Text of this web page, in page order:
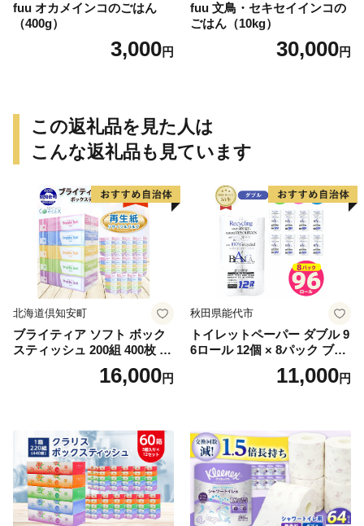
fuu オカメインコのごはん
（400g）
3,000円
fuu 文鳥・セキセイインコの
ごはん（10kg）
30,000円
この返礼品を見た人は
こんな返礼品も見ています
北海道倶知安町
ブライティア ソフト ボック
スティッシュ 200組 400枚 60
箱 日本製 まとめ買い ティッ
シュ リサイクル 長持 防災 常
倶知安町 日用品
16,000円
秋田県能代市
トイレットペーパー ダブル 9
6ロール 12個 × 8パック ブラ
ンカ 再生紙 100％ 芯あり 日
用品 消耗品 無香料 生活用品
11,000円